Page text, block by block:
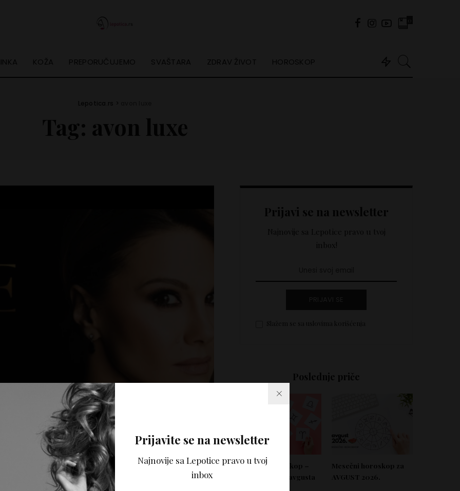
Prijavite se na newsletter
Najnovije sa Lepotice pravo u tvoj
inbox
KOŽA PREPORUČUJEMO SVAŠTARA ZDRAV ŽIVOT HOROSKOP
Pripremite
Prijavi se na newsletter
Najnovije sa Lepotice pravo u tvoj
inbox!
Slažem se sa uslovima korišćenja
Poslednje priče
Nedeljni horoskop –
Od 03. do 09. avgusta
Mesečni horoskop za
AVGUST 2026.